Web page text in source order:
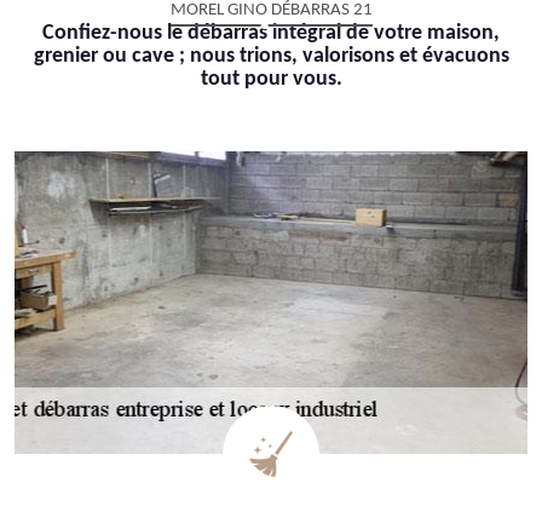
MOREL GINO DÉBARRAS 21
Confiez-nous le débarras intégral de votre maison,
grenier ou cave ; nous trions, valorisons et évacuons
tout pour vous.